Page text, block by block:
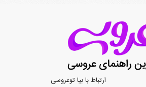
ارتباط با بیا توعروسی